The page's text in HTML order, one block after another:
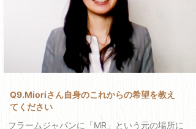
Q9.Mioriさん自身のこれからの希望を教え
てください
フラームジャパンに「MR」という元の場所に